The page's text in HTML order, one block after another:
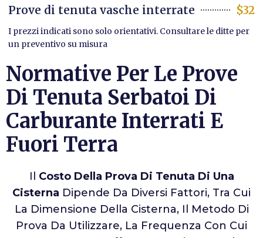
Prove di tenuta vasche interrate $32
I prezzi indicati sono solo orientativi. Consultare le ditte per
un preventivo su misura
Normative Per Le Prove
Di Tenuta Serbatoi Di
Carburante Interrati E
Fuori Terra
Il Costo Della Prova Di Tenuta Di Una
Cisterna Dipende Da Diversi Fattori, Tra Cui
La Dimensione Della Cisterna, Il Metodo Di
Prova Da Utilizzare, La Frequenza Con Cui